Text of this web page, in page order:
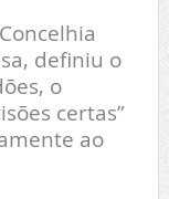
definiu o
o
certas”
ao